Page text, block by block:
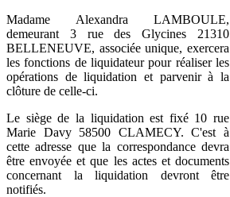
Madame Alexandra LAMBOULE,
demeurant 3 rue des Glycines 21310
BELLENEUVE, associée unique, exercera
les fonctions de liquidateur pour réaliser les
opérations de liquidation et parvenir à la
clôture de celle-ci.
Le siège de la liquidation est fixé 10 rue
Marie Davy 58500 CLAMECY. C'est à
cette adresse que la correspondance devra
être envoyée et que les actes et documents
concernant la liquidation devront être
notifiés.